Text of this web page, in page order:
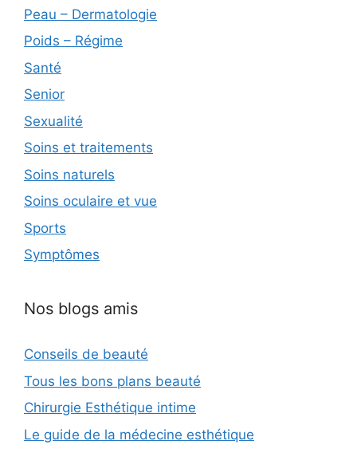
Peau – Dermatologie
Poids – Régime
Santé
Senior
Sexualité
Soins et traitements
Soins naturels
Soins oculaire et vue
Sports
Symptômes
Nos blogs amis
Conseils de beauté
Tous les bons plans beauté
Chirurgie Esthétique intime
Le guide de la médecine esthétique